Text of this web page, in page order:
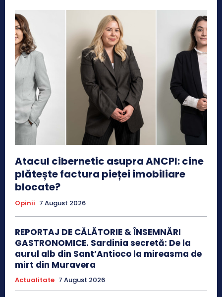
Atacul cibernetic asupra ANCPI: cine
plătește factura pieței imobiliare
blocate?
Opinii 7 August 2026
REPORTAJ DE CĂLĂTORIE & ÎNSEMNĂRI
GASTRONOMICE. Sardinia secretă: De la
aurul alb din Sant’Antioco la mireasma de
mirt din Muravera
Actualitate 7 August 2026